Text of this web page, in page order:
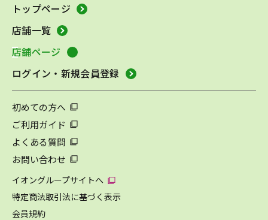
トップページ
店舗一覧
店舗ページ
ログイン・新規会員登録
初めての方へ
ご利用ガイド
よくある質問
お問い合わせ
イオングループサイトへ
特定商法取引法に基づく表示
会員規約